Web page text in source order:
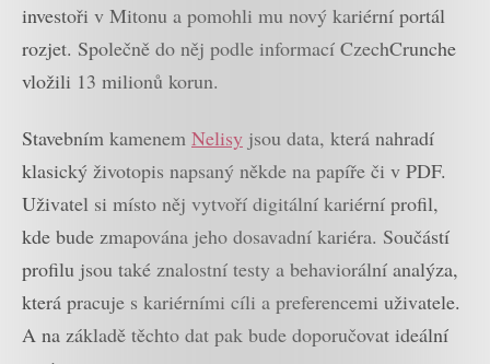
investoři v Mitonu a pomohli mu nový kariérní portál
rozjet. Společně do něj podle informací CzechCrunche
vložili 13 milionů korun.
Stavebním kamenem Nelisy jsou data, která nahradí
klasický životopis napsaný někde na papíře či v PDF.
Uživatel si místo něj vytvoří digitální kariérní profil,
kde bude zmapována jeho dosavadní kariéra. Součástí
profilu jsou také znalostní testy a behaviorální analýza,
která pracuje s kariérními cíli a preferencemi uživatele.
A na základě těchto dat pak bude doporučovat ideální